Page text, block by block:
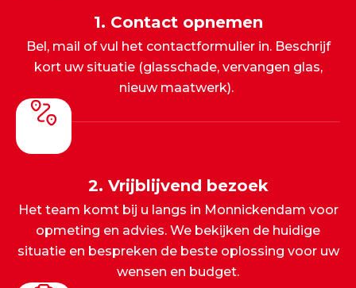
1. Contact opnemen
Bel, mail of vul het contactformulier in. Beschrijf
kort uw situatie (glasschade, vervangen glas,
nieuw maatwerk).
2. Vrijblijvend bezoek
Het team komt bij u langs in Monnickendam voor
opmeting en advies. We bekijken de huidige
situatie en bespreken de beste oplossing voor uw
wensen en budget.